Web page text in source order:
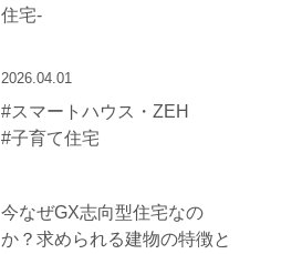
住宅-
2026.04.01
#スマートハウス・ZEH
#子育て住宅
今なぜGX志向型住宅なの
か？求められる建物の特徴と